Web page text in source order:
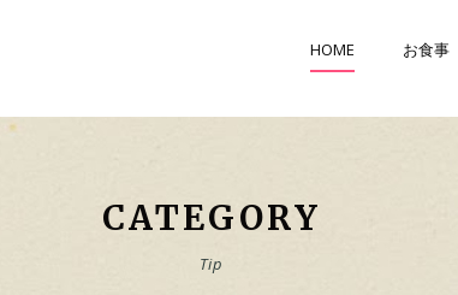
HOME お食事
CATEGORY
Tip